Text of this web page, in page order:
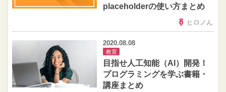
placeholderの使い方まとめ
ヒロノん
2020.08.08
教育
目指せ人工知能（AI）開発！
プログラミングを学ぶ書籍・
講座まとめ